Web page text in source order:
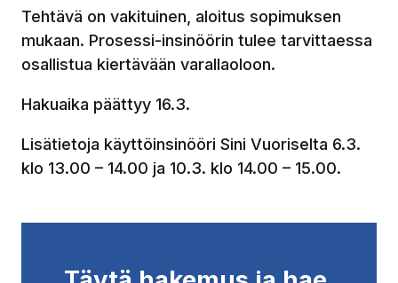
Tehtävä on vakituinen, aloitus sopimuksen
mukaan. Prosessi-insinöörin tulee tarvittaessa
osallistua kiertävään varallaoloon.
Hakuaika päättyy 16.3.
Lisätietoja käyttöinsinööri Sini Vuoriselta 6.3.
klo 13.00 – 14.00 ja 10.3. klo 14.00 – 15.00.